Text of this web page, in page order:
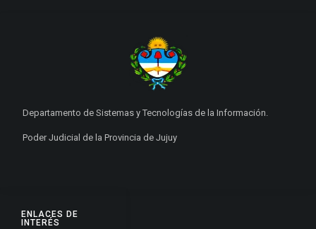
ENLACES DE
INTERÉS
Departamento de Sistemas y Tecnologías de la Información.
Poder Judicial de la Provincia de Jujuy